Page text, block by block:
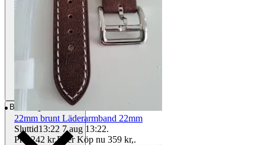
Betalning Via Tradera
22mm brunt Läderarmband 22mm
Sluttid13:22 7 aug 13:22.
Pris:242 kr,Eller Köp nu 359 kr,.